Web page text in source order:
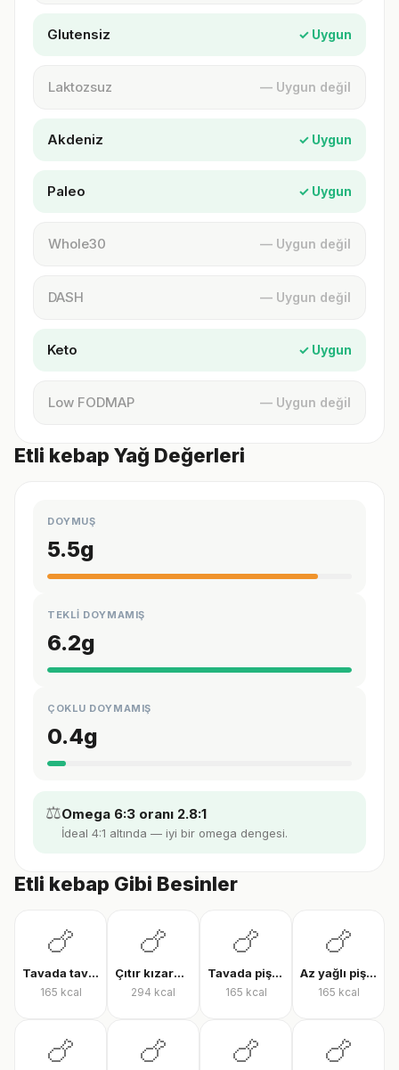
Glutensiz ✓ Uygun
Laktozsuz — Uygun değil
Akdeniz ✓ Uygun
Paleo ✓ Uygun
Whole30 — Uygun değil
DASH — Uygun değil
Keto ✓ Uygun
Low FODMAP — Uygun değil
Etli kebap Yağ Değerleri
DOYMUŞ
5.5g
TEKLİ DOYMAMIŞ
6.2g
ÇOKLU DOYMAMIŞ
0.4g
⚖️Omega 6:3 oranı 2.8:1
İdeal 4:1 altında — iyi bir omega dengesi.
Etli kebap Gibi Besinler
🍗
Tavada tavuk göğsü
165 kcal
🍗
Çıtır kızarmış tavuk
294 kcal
🍗
Tavada pişmiş tavuk bonfile
165 kcal
🍗
Az yağlı pişmiş tavuk göğsü
165 kcal
🍗 🍗 🍗 🍗